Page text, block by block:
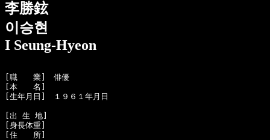
李勝鉉
이승현
I Seung-Hyeon
[職　　業]　俳優
[本　　名]
[生年月日]　１９６１年月日
[出 生 地]
[身長体重]
[住　　所]